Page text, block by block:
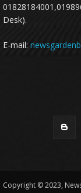
Desk).
E-mail:
Copyright © 2023,